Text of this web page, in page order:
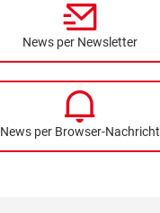
News per Newsletter
News per Browser-Nachricht